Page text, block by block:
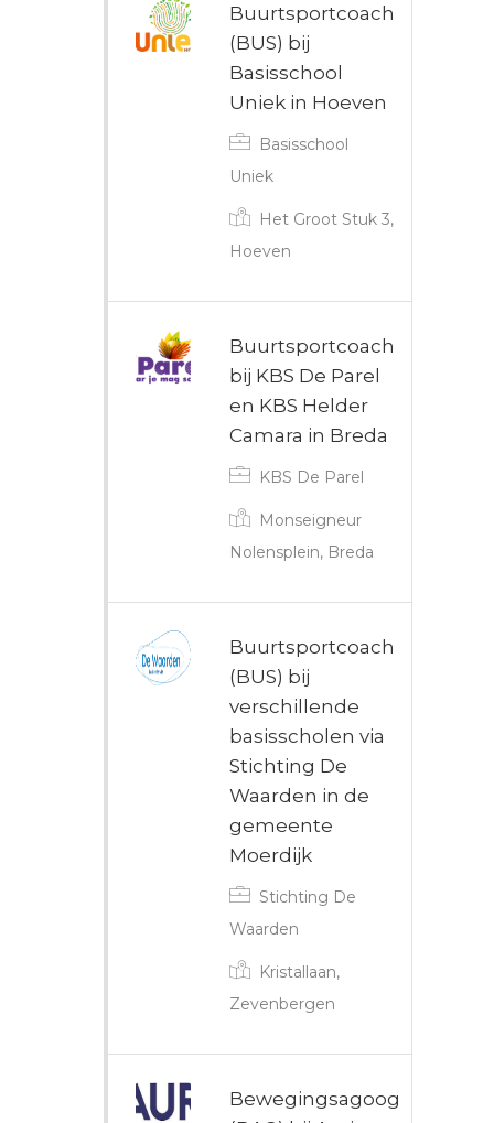
Buurtsportcoach
(BUS) bij
Basisschool
Uniek in Hoeven
Basisschool
Uniek
Het Groot Stuk 3,
Hoeven
Buurtsportcoach
bij KBS De Parel
en KBS Helder
Camara in Breda
KBS De Parel
Monseigneur
Nolensplein, Breda
Buurtsportcoach
(BUS) bij
verschillende
basisscholen via
Stichting De
Waarden in de
gemeente
Moerdijk
Stichting De
Waarden
Kristallaan,
Zevenbergen
Bewegingsagoog